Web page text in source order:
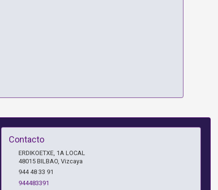
Contacto
ERDIKOETXE, 1A LOCAL
48015 BILBAO, Vizcaya
944 48 33 91
944483391